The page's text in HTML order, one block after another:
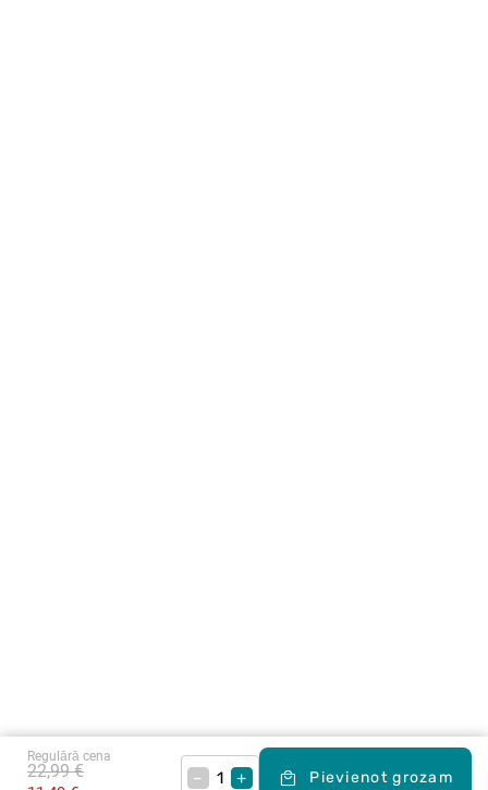
Regulārā cena
22,99 € – + Pievienot grozam